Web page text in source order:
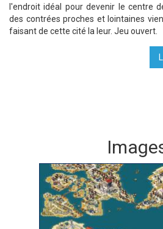
l'endroit idéal pour devenir le centre
des contrées proches et lointaines
faisant de cette cité la leur. Jeu ouvert.